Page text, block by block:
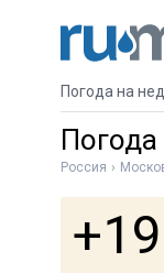
Погода на
Россия